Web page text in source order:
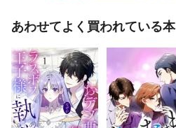
あわせてよく買われている本